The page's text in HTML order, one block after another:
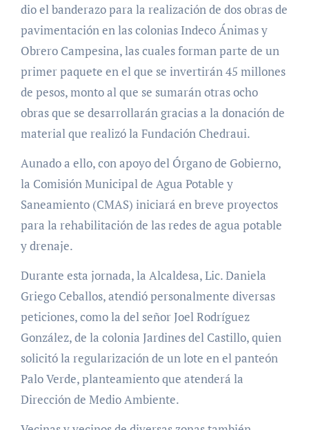
dio el banderazo para la realización de dos obras de
pavimentación en las colonias Indeco Ánimas y
Obrero Campesina, las cuales forman parte de un
primer paquete en el que se invertirán 45 millones
de pesos, monto al que se sumarán otras ocho
obras que se desarrollarán gracias a la donación de
material que realizó la Fundación Chedraui.
Aunado a ello, con apoyo del Órgano de Gobierno,
la Comisión Municipal de Agua Potable y
Saneamiento (CMAS) iniciará en breve proyectos
para la rehabilitación de las redes de agua potable
y drenaje.
Durante esta jornada, la Alcaldesa, Lic. Daniela
Griego Ceballos, atendió personalmente diversas
peticiones, como la del señor Joel Rodríguez
González, de la colonia Jardines del Castillo, quien
solicitó la regularización de un lote en el panteón
Palo Verde, planteamiento que atenderá la
Dirección de Medio Ambiente.